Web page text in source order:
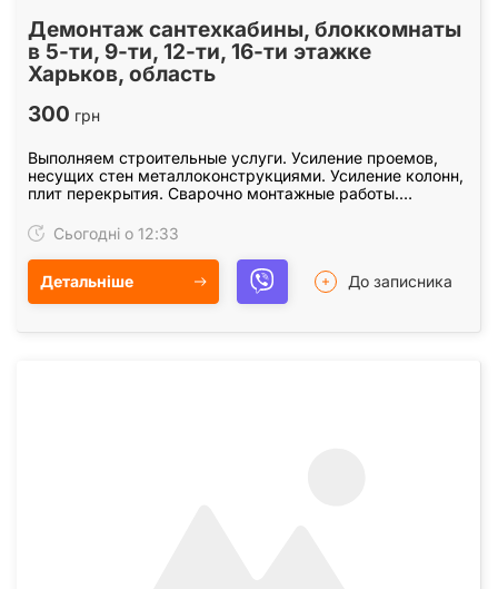
Демонтаж сантехкабины, блоккомнаты
в 5-ти, 9-ти, 12-ти, 16-ти этажке
Харьков, область
300 грн
Выполняем строительные услуги. Усиление проемов,
несущих стен металлоконструкциями. Усиление колонн,
плит перекрытия. Сварочно монтажные работы.
Сьогодні о 12:33
Детальніше До записника